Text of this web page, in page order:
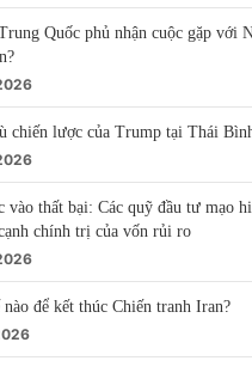
Quốc phủ nhận cuộc gặp với
chiến lược của Trump tại Thái
vào thất bại: Các quỹ đầu tư mạo
chính trị của vốn rủi ro
để kết thúc Chiến tranh Iran?